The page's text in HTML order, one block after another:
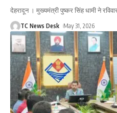
देहरादून । मुख्यमंत्री पुष्कर सिंह धामी ने
TC News Desk May 31, 2026